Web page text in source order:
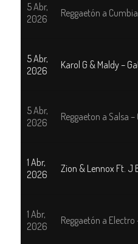
5 Abr,
2026
Reggaetón a
5 Abr,
2026
Karol G & Maldy –
5 Abr,
2026
Reggaeton a Salsa
1 Abr,
2026
Zion & Lennox Ft. J
1 Abr,
2026
Reggaetón a Electro